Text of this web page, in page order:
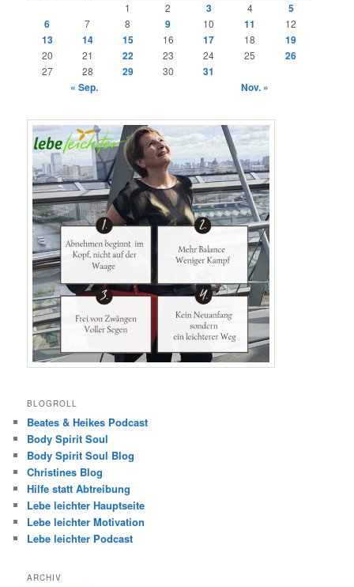
1 2 3 4
5
6
7 8 9 10 11 12
13 14 15 16 17 18 19
20 21 22 23 24 25 26
27 28 29 30
31
« Sep.
Nov. »
BLOGROLL
Beates & Heikes Podcast
Body Spirit Soul
Body Spirit Soul Blog
Christines Blog
Hilfe statt Abtreibung
Lebe leichter Hauptseite
Lebe leichter Motivation
Lebe leichter Podcast
ARCHIV